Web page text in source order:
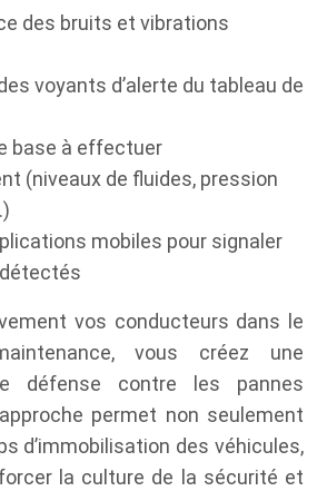
des bruits et vibrations
voyants d’alerte du tableau de
base à effectuer
(niveaux de fluides, pression
mobiles pour signaler
vos conducteurs dans le
vous créez une
défense contre les pannes
permet non seulement
d’immobilisation des véhicules,
la culture de la sécurité et